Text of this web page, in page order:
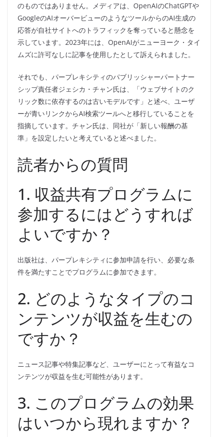
のものではありません。メディアは、OpenAIのChatGPTや
GoogleのAIオーバービューのようなツールからのAI生成の
応答が自社サイトへのトラフィックを奪っていると懸念を
示しています。2023年には、OpenAIがニューヨーク・タイ
ムズに許可なしに記事を使用したとして訴えられました。
それでも、パープレキシティのパブリッシャーパートナー
シップ責任者ジェシカ・チャン氏は、「ウェブサイトのク
リック数に依存するのは古いモデルです」と述べ、ユーザ
ーが青いリンクからAI検索ツールへと移行していることを
指摘しています。チャン氏は、同社が「新しい報酬の基
準」を設定したいと考えていると述べました。
読者からの質問
1. 収益共有プログラムに
参加するにはどうすれば
よいですか？
出版社は、パープレキシティに参加申請を行い、必要な条
件を満たすことでプログラムに参加できます。
2. どのようなタイプのコ
ンテンツが収益を生むの
ですか？
ニュース記事や特集記事など、ユーザーにとって有益なコ
ンテンツが収益を生む可能性があります。
3. このプログラムの効果
はいつから現れますか？